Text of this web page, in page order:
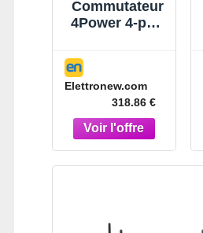
Commutateur
4Power 4-port
100/1G/2.5GB
ASE-X SFP
IGS-620TF
Elettronew.com
318.86 €